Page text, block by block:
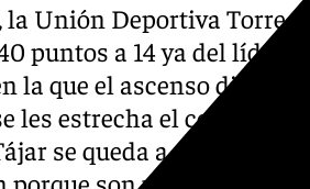
la Unión Deportiva Torre
40 puntos a 14 ya del líder
la que el ascenso directo
les estrecha el cerco con
se queda a una